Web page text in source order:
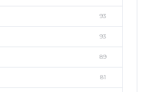
93
93
89
81